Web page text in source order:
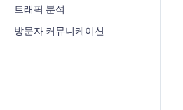
트래픽 분석
방문자 커뮤니케이션